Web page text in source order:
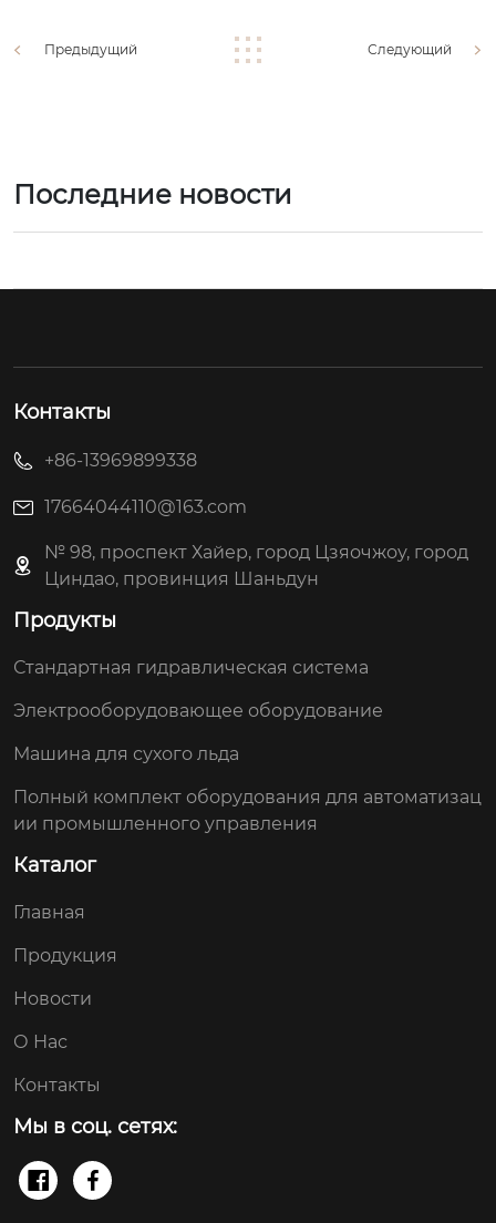
Предыдущий Следующий
Последние новости
Контакты
+86-13969899338
17664044110@163.com
№ 98, проспект Хайер, город Цзяочжоу, город
Циндао, провинция Шаньдун
Продукты
Стандартная гидравлическая система
Электрооборудовающее оборудование
Машина для сухого льда
Полный комплект оборудования для автоматизац
ии промышленного управления
Каталог
Главная
Продукция
Новости
О Нас
Контакты
Мы в соц. сетях:
 